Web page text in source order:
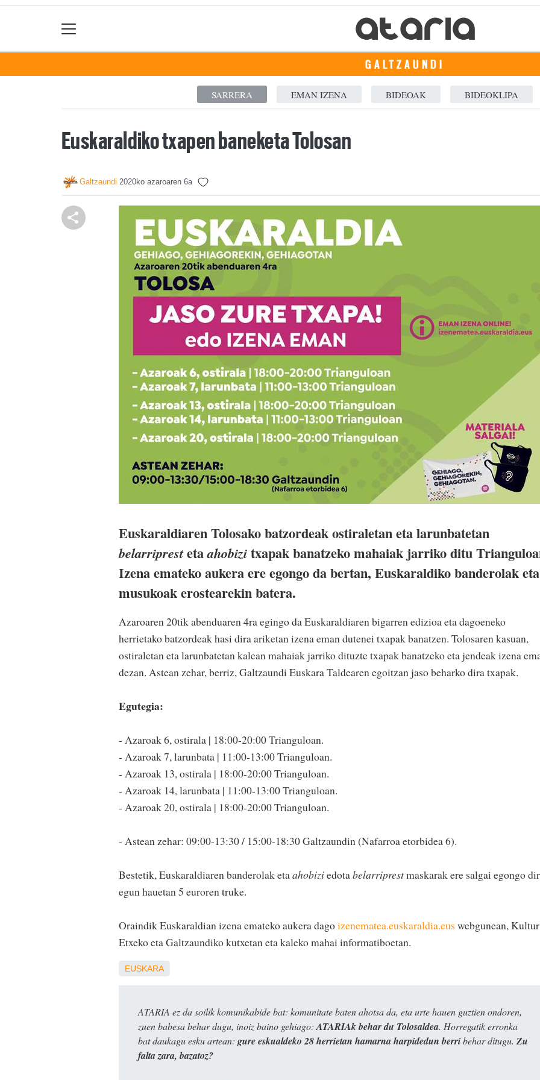
GALTZAUNDI
SARRERA EMAN IZENA BIDEOAK BIDEOKLIPA
Euskaraldiko txapen baneketa Tolosan
Galtzaundi 2020ko azaroaren 6a
Euskaraldiaren Tolosako batzordeak ostiraletan eta larunbatetan
belarriprestetaahobizitxapak banatzeko mahaiak jarriko ditu
Izena emateko aukera ere egongo da bertan, Euskaraldiko banderolak eta
musukoak erostearekin batera.
Azaroaren 20tik abenduaren 4ra egingo da Euskaraldiaren bigarren edizioa eta dagoeneko
herrietako batzordeak hasi dira ariketan izena eman dutenei txapak banatzen. Tolosaren kasuan,
ostiraletan eta larunbatetan kalean mahaiak jarriko dituzte txapak banatzeko eta jendeak izena
dezan. Astean zehar, berriz, Galtzaundi Euskara Taldearen egoitzan jaso beharko dira txapak.
Egutegia:
- Azaroak 6, ostirala | 18:00-20:00 Trianguloan.
- Azaroak 7, larunbata | 11:00-13:00 Trianguloan.
- Azaroak 13, ostirala | 18:00-20:00 Trianguloan.
- Azaroak 14, larunbata | 11:00-13:00 Trianguloan.
- Azaroak 20, ostirala | 18:00-20:00 Trianguloan.
- Astean zehar: 09:00-13:30 / 15:00-18:30 Galtzaundin (Nafarroa etorbidea 6).
Bestetik, Euskaraldiaren banderolak etaahobiziedotabelarriprestmaskarak ere salgai egongo
egun hauetan 5 euroren truke.
Oraindik Euskaraldian izena emateko aukera dagoizenematea.euskaraldia.eus webgunean, Kultur
Etxeko eta Galtzaundiko kutxetan eta kaleko mahai informatiboetan.
EUSKARA
ATARIA ez da soilik komunikabide bat: komunitate baten ahotsa da, eta urte hauen guztien ondoren,
zuen babesa behar dugu, inoiz baino gehiago: ATARIAk behar du Tolosaldea. Horregatik erronka
bat daukagu esku artean: gure eskualdeko 28 herrietan hamarna harpidedun berribehar ditugu. Zu
falta zara, bazatoz?